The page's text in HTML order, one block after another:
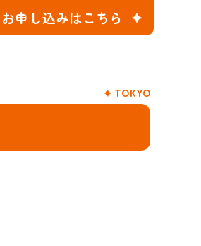
お申し込みはこちら
TOKYO